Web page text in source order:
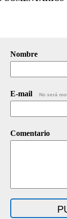
Nombre
E-mail No será
Comentario